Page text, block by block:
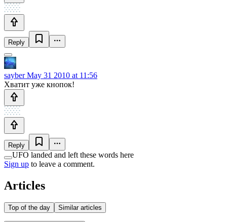
Reply
sayberMay 31 2010 at 11:56
Хватит уже кнопок!
Reply
UFO landed and left these words here
Sign up to leave a comment.
Articles
Top of the day Similar articles